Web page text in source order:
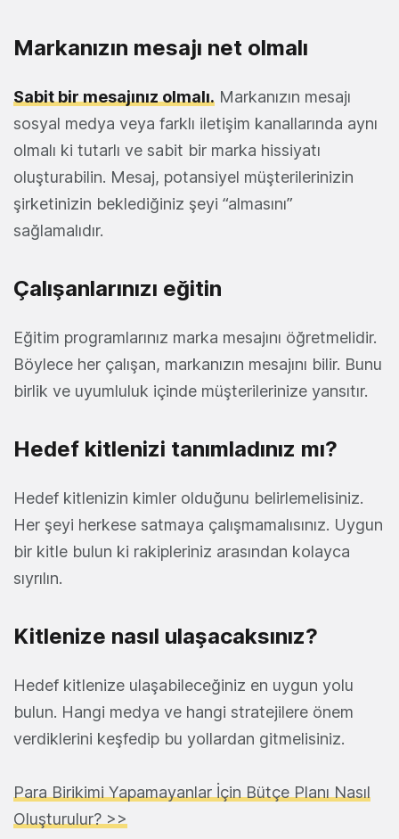
Markanızın mesajı net olmalı
Sabit bir mesajınız olmalı. Markanızın mesajı
sosyal medya veya farklı iletişim kanallarında aynı
olmalı ki tutarlı ve sabit bir marka hissiyatı
oluşturabilin. Mesaj, potansiyel müşterilerinizin
şirketinizin beklediğiniz şeyi “almasını”
sağlamalıdır.
Çalışanlarınızı eğitin
Eğitim programlarınız marka mesajını öğretmelidir.
Böylece her çalışan, markanızın mesajını bilir. Bunu
birlik ve uyumluluk içinde müşterilerinize yansıtır.
Hedef kitlenizi tanımladınız mı?
Hedef kitlenizin kimler olduğunu belirlemelisiniz.
Her şeyi herkese satmaya çalışmamalısınız. Uygun
bir kitle bulun ki rakipleriniz arasından kolayca
sıyrılın.
Kitlenize nasıl ulaşacaksınız?
Hedef kitlenize ulaşabileceğiniz en uygun yolu
bulun. Hangi medya ve hangi stratejilere önem
verdiklerini keşfedip bu yollardan gitmelisiniz.
Para Birikimi Yapamayanlar İçin Bütçe Planı Nasıl
Oluşturulur? >>